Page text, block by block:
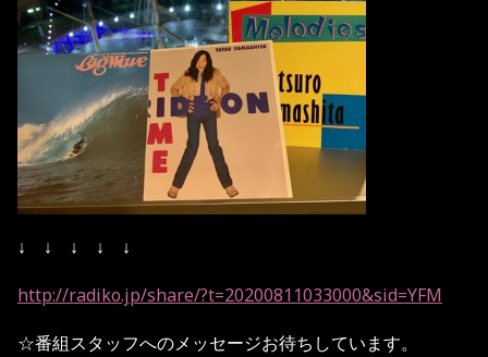
↓ ↓ ↓ ↓ ↓
http://radiko.jp/share/?t=20200811033000&sid=YFM
☆番組スタッフへのメッセージお待ちしています。